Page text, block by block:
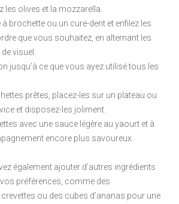
les olives et la mozzarella.
à brochette ou un cure-dent et enfilez les
que vous souhaitez, en alternant les
visuel.
jusqu’à ce que vous ayez utilisé tous les
prêtes, placez-les sur un plateau ou
et disposez-les joliment.
avec une sauce légère au yaourt et à
encore plus savoureux.
également ajouter d’autres ingrédients
préférences, comme des
ou des cubes d’ananas pour une